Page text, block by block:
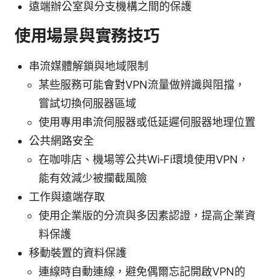
遠端辦公室與分支機構之間的保護
使用場景與實務技巧
串流媒體解鎖與地域限制
某些服務可能會對VPN流量做辨識與阻擋，
嘗試切換伺服器區域
使用專用串流伺服器或低延遲伺服器地理位置
公共網路安全
在咖啡店、機場等公共Wi‑Fi環境使用VPN，
能有效減少被攔截風險
工作與遠端存取
使用企業版的分流與多因素認證，提高企業資
料保護
移動裝置的資料保護
連線時自動連線，避免偶爾忘記開啟VPN的